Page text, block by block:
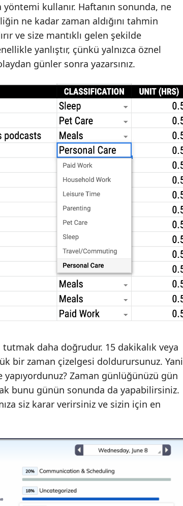
kullanır. Haftanın sonunda, ne
ne kadar zaman aldığını tahmin
ve size mantıklı gelen şekilde
yanlıştır, çünkü yalnızca öznel
günler sonra yazarsınız.
daha doğrudur. 15 dakikalık veya
bir zaman çizelgesi doldurursunuz. Yani
yapıyordunuz? Zaman günlüğünüzü gün
bunu günün sonunda da yapabilirsiniz.
siz karar verirsiniz ve sizin için en